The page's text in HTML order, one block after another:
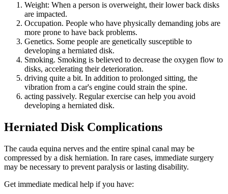
Weight: When a person is overweight, their lower back disks
are impacted.
Occupation. People who have physically demanding jobs are
more prone to have back problems.
Genetics. Some people are genetically susceptible to
developing a herniated disk.
Smoking. Smoking is believed to decrease the oxygen flow to
disks, accelerating their deterioration.
driving quite a bit. In addition to prolonged sitting, the
vibration from a car's engine could strain the spine.
acting passively. Regular exercise can help you avoid
developing a herniated disk.
Herniated DiskComplications
The cauda equina nerves and the entire spinal canal may be
compressed by a disk herniation. In rare cases, immediate surgery
may be necessary to prevent paralysis or lasting disability.
Get immediate medical help if you have: